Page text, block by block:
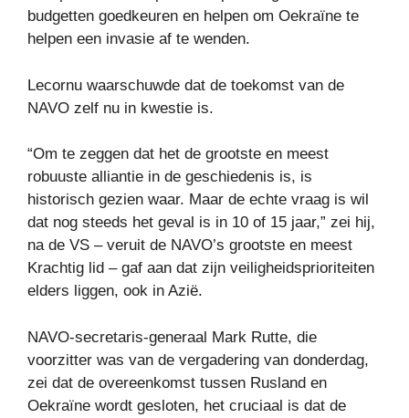
budgetten goedkeuren en helpen om Oekraïne te
helpen een invasie af te wenden.
Lecornu waarschuwde dat de toekomst van de
NAVO zelf nu in kwestie is.
“Om te zeggen dat het de grootste en meest
robuuste alliantie in de geschiedenis is, is
historisch gezien waar. Maar de echte vraag is wil
dat nog steeds het geval is in 10 of 15 jaar,” zei hij,
na de VS – veruit de NAVO’s grootste en meest
Krachtig lid – gaf aan dat zijn veiligheidsprioriteiten
elders liggen, ook in Azië.
NAVO-secretaris-generaal Mark Rutte, die
voorzitter was van de vergadering van donderdag,
zei dat de overeenkomst tussen Rusland en
Oekraïne wordt gesloten, het cruciaal is dat de